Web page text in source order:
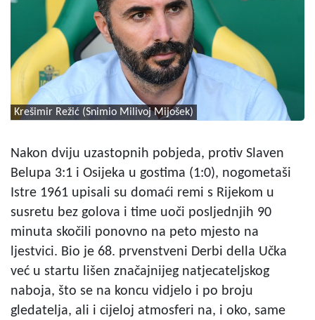
Krešimir Režić (Snimio Milivoj Mijošek)
Nakon dviju uzastopnih pobjeda, protiv Slaven
Belupa 3:1 i Osijeka u gostima (1:0), nogometaši
Istre 1961 upisali su domaći remi s Rijekom u
susretu bez golova i time uoči posljednjih 90
minuta skočili ponovno na peto mjesto na
ljestvici. Bio je 68. prvenstveni Derbi della Učka
već u startu lišen značajnijeg natjecateljskog
naboja, što se na koncu vidjelo i po broju
gledatelja, ali i cijeloj atmosferi na, i oko, same